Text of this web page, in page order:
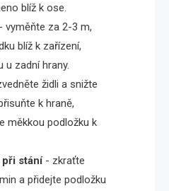
blíž k ose.
- vyměňte za 2-3 m,
blíž k zařízení,
u zadní hrany.
židli a snižte
k hraně,
měkkou podložku k
při stání- zkraťte
a přidejte podložku